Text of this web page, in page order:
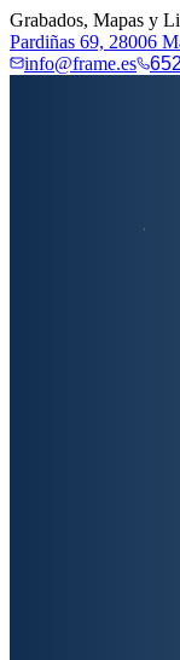
Grabados, Mapas y
Pardiñas 69, 28006
info@frame.es